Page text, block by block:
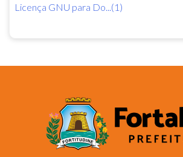
Licença GNU para Do...(1)